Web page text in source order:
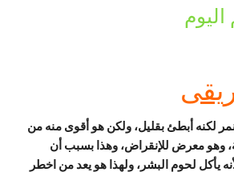
لكنه أبطئ بقليل، ولكن هو أقوى منه من
وهو معرض للإنقراض، وهذا بسبب أن
يأكل لحوم البشر، ولهذا هو يعد من اخطر